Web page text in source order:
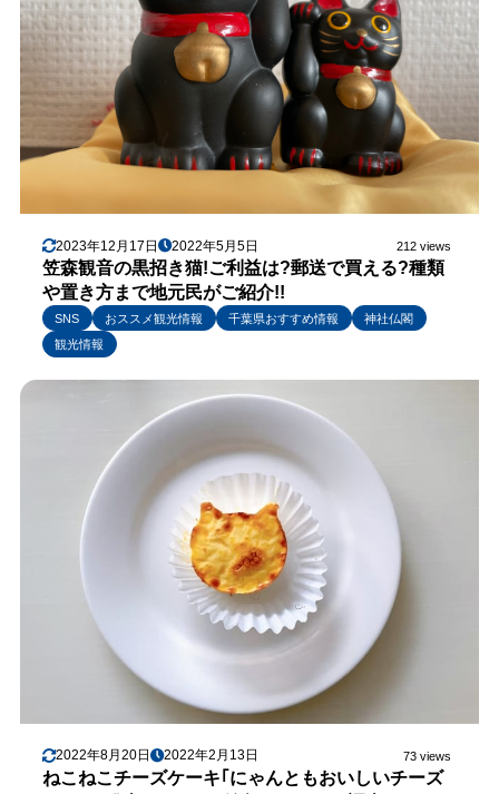
2023年12月17日 2022年5月5日 212 views
笠森観音の黒招き猫!ご利益は?郵送で買える?種類
や置き方まで地元民がご紹介!!
SNS おススメ観光情報 千葉県おすすめ情報
神社仏閣
観光情報
2022年8月20日 2022年2月13日 73 views
ねこねこチーズケーキ｢にゃんともおいしいチーズ